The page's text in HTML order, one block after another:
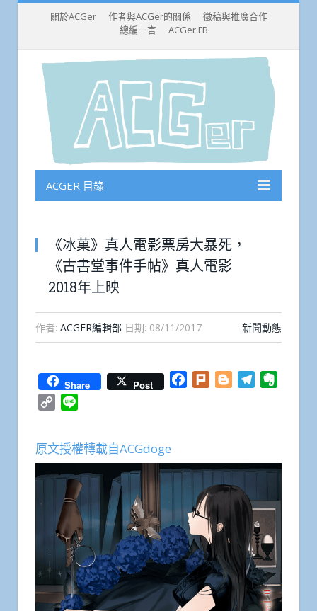
關於ACGer 作者與ACGer的關係
徵稿與推廣合作
總編一言
ACGer FB
ACGER 目錄
《冰菓》真人電影票房大暴死，
《古書堂事件手帖》真人電影
2018年上映
作者: ACGER編輯部 日期: 08/11/2017 新聞動態
Share Post Facebook
Plurk BloggerTelegram
Copy
原文授權轉載自ACGdoge